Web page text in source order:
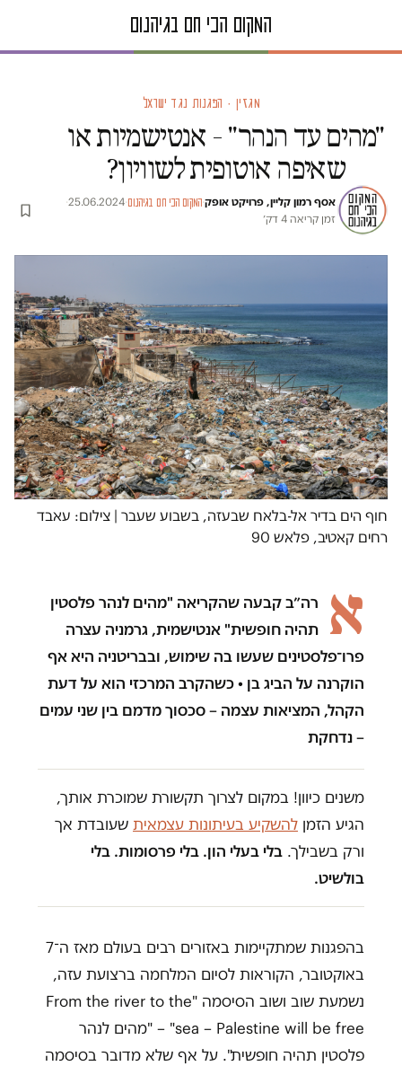
מגזין · הפגנות נגד ישראל
"מהים עד הנהר" – אנטישמיות או
שאיפה אוטופית לשוויון?
אסף רמון קליין, פרויקט אופק·המקום הכי חם בגיהנום·
25.06.2024
·
זמן קריאה 4 דק׳
חוף הים בדיר אל-בלאח שבעזה, בשבוע שעבר | צילום: עאבד
רחים קאטיב, פלאש 90
א
רה״ב קבעה שהקריאה "מהים לנהר פלסטין
תהיה חופשית" אנטישמית, גרמניה עצרה
פרו־פלסטינים שעשו בה שימוש, ובבריטניה היא אף
הוקרנה על הביג בן • כשהקרב המרכזי הוא על דעת
הקהל, המציאות עצמה – סכסוך מדמם בין שני עמים
– נדחקת
משנים כיוון! במקום לצרוך תקשורת שמוכרת אותך,
הגיע הזמן להשקיע בעיתונות עצמאית שעובדת אך
ורק בשבילך. בלי בעלי הון. בלי פרסומות. בלי
בולשיט.
בהפגנות שמתקיימות באזורים רבים בעולם מאז ה־7
באוקטובר, הקוראות לסיום המלחמה ברצועת עזה,
נשמעת שוב ושוב הסיסמה "From the river to the
sea – Palestine will be free" – "מהים לנהר
פלסטין תהיה חופשית". על אף שלא מדובר בסיסמה